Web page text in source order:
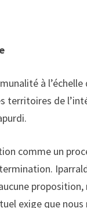
à
territoires de
comme un
exige que